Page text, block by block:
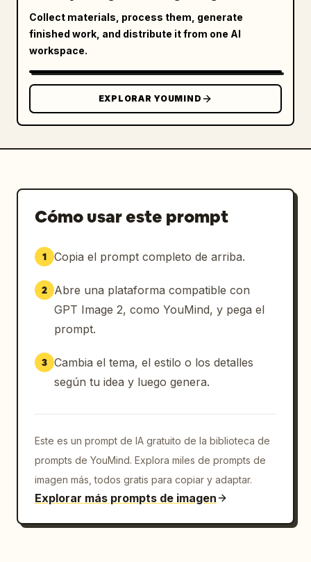
Calidad de fotografía de estudio premium
Detalle del personaje:
Textura de piel hiperrealista
Ojos nítidos con reflejos naturales
Rasgos faciales fotorrealistas
Apariencia de atleta profesional ultra limpia
Pliegues y costuras de tela realistas
Camiseta:
Nueva equipación de fútbol con logotipo del
Textura de tela premium
Relieve realista del patrocinador y la
insignia
Estética de élite de día de partido
Collect materials, process them, generate
finished work, and distribute it from one AI
workspace.
EXPLORAR YOUMIND
Cómo usar este prompt
1 Copia el prompt completo de arriba.
2
Abre una plataforma compatible con
GPT Image 2, como YouMind, y pega el
prompt.
3 Cambia el tema, el estilo o los detalles
según tu idea y luego genera.
Este es un prompt de IA gratuito de la biblioteca de
prompts de YouMind. Explora miles de prompts de
imagen más, todos gratis para copiar y adaptar.
Explorar más prompts de imagen